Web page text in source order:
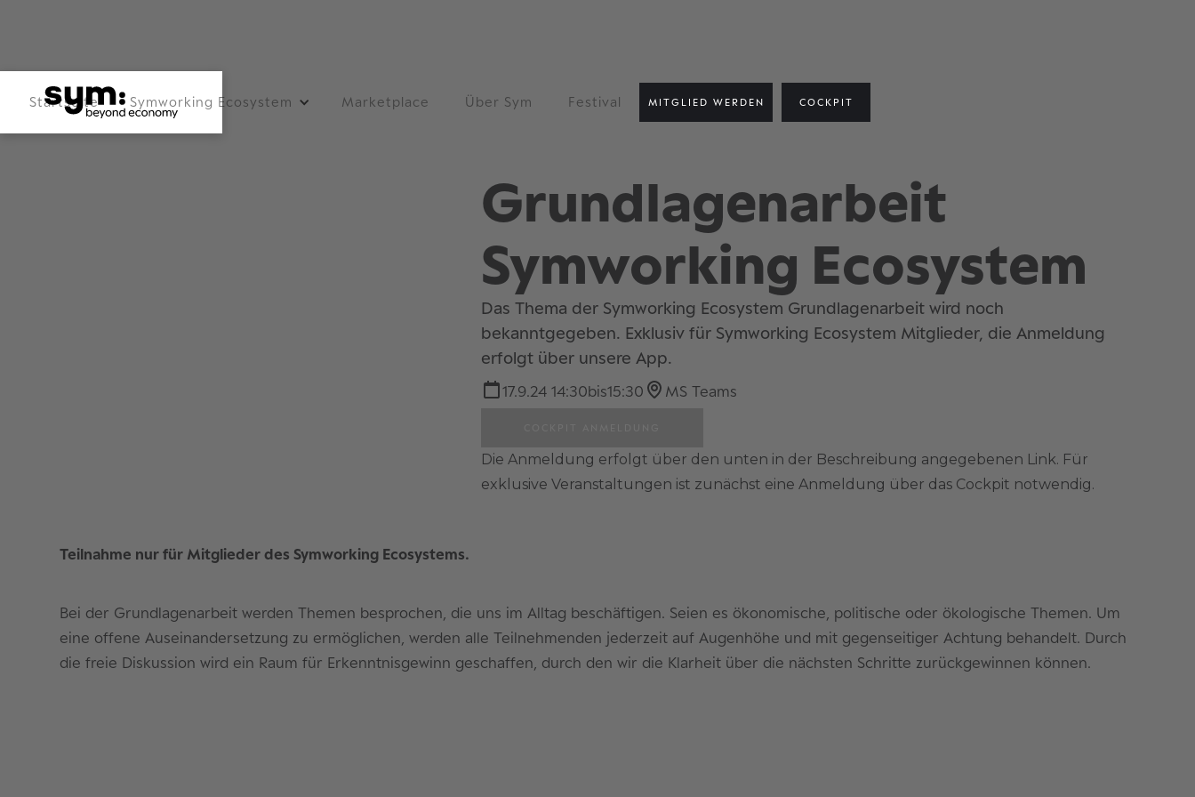
Startseite Symworking Ecosystem Marketplace Über Sym Festival MITGLIED WERDEN COCKPIT
Grundlagenarbeit
Symworking Ecosystem
Das Thema der Symworking Ecosystem Grundlagenarbeit wird noch
bekanntgegeben. Exklusiv für Symworking Ecosystem Mitglieder, die Anmeldung
erfolgt über unsere App.
17.9.24 14:30bis15:30 MS Teams
Die Anmeldung erfolgt über den unten in der Beschreibung angegebenen Link. Für
exklusive Veranstaltungen ist zunächst eine Anmeldung über das Cockpit notwendig.
Teilnahme nur für Mitglieder des Symworking Ecosystems.
Bei der Grundlagenarbeit werden Themen besprochen, die uns im Alltag beschäftigen. Seien es ökonomische, politische oder ökologische Themen. Um
eine offene Auseinandersetzung zu ermöglichen, werden alle Teilnehmenden jederzeit auf Augenhöhe und mit gegenseitiger Achtung behandelt. Durch
die freie Diskussion wird ein Raum für Erkenntnisgewinn geschaffen, durch den wir die Klarheit über die nächsten Schritte zurückgewinnen können.